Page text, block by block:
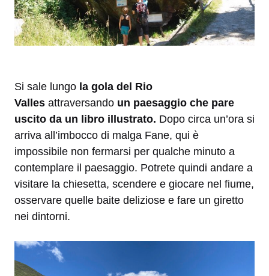
Si sale lungo la gola del Rio
Valles attraversando un paesaggio che pare
uscito da un libro illustrato. Dopo circa un’ora si
arriva all’imbocco di malga Fane, qui è
impossibile non fermarsi per qualche minuto a
contemplare il paesaggio. Potrete quindi andare a
visitare la chiesetta, scendere e giocare nel fiume,
osservare quelle baite deliziose e fare un giretto
nei dintorni.